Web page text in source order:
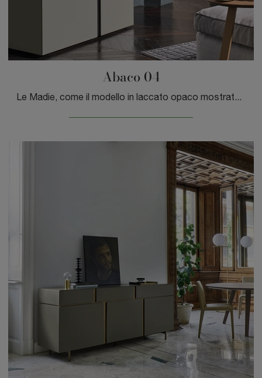
Abaco 04
Le Madie, come il modello in laccato opaco mostrato in foto, sono capaci di impreziosire i locali interni per merito della qualità di rivestimenti e ...